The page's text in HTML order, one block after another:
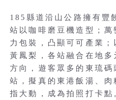
185縣道沿山公路擁有豐
站以咖啡磨豆機造型；
力包裝，凸顯可可產業
黃鳳梨，各站融合在地
方向，遊客眾多的東琉
站，擬真的東港飯湯、
指大動，成為拍照打卡點